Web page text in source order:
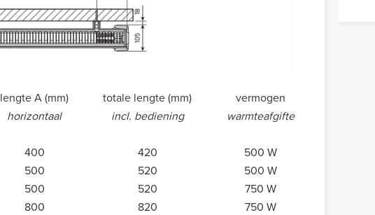
lengte A (mm) totale lengte (mm)
vermogen
horizontaal incl. bediening warmteafgifte
400 420
500 W
500 520
500 W
500 520
750 W
800 820
750 W